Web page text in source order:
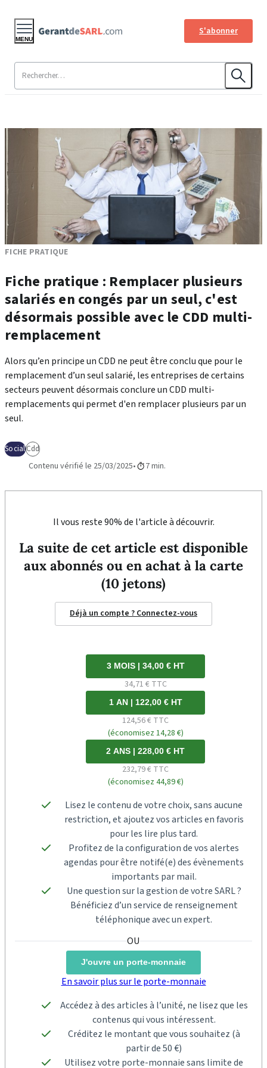
S'abonner
MENU
FICHE PRATIQUE
Fiche pratique : Remplacer plusieurs
salariés en congés par un seul, c'est
désormais possible avec le CDD multi-
remplacement
Alors qu’en principe un CDD ne peut être conclu que pour le
remplacement d’un seul salarié, les entreprises de certains
secteurs peuvent désormais conclure unCDD multi-
remplacements qui permetd'en remplacer plusieurs par un
seul.
SocialCdd
Contenu vérifié le 25/03/2025 7 min.
Il vous reste 90% de l'article à découvrir.
La suite de cet article est disponible
aux abonnés ou en achat à la carte
(10 jetons)
Déjà un compte ? Connectez-vous
3 MOIS | 34,00 € HT
34,71 € TTC
1 AN | 122,00 € HT
124,56 € TTC
(économisez 14,28 €)
2 ANS | 228,00 € HT
232,79 € TTC
(économisez 44,89 €)
Lisez le contenu de votre choix, sans aucune
restriction, et ajoutez vos articles en favoris
pour les lire plus tard.
Profitez de la configuration de vos alertes
agendas pour être notifé(e) des évènements
importants par mail.
Une question sur la gestion de votre SARL ?
Bénéficiez d’un service de renseignement
téléphonique avec un expert.
J'ouvre un porte-monnaie
En savoir plus sur le porte-monnaie
Accédez à des articles à l’unité, ne lisez que les
contenus qui vous intéressent.
Créditez le montant que vous souhaitez (à
partir de 50 €)
Utilisez votre porte-monnaie sans limite de